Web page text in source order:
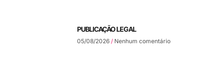
PUBLICAÇÃO LEGAL
05/08/2026 Nenhum comentário